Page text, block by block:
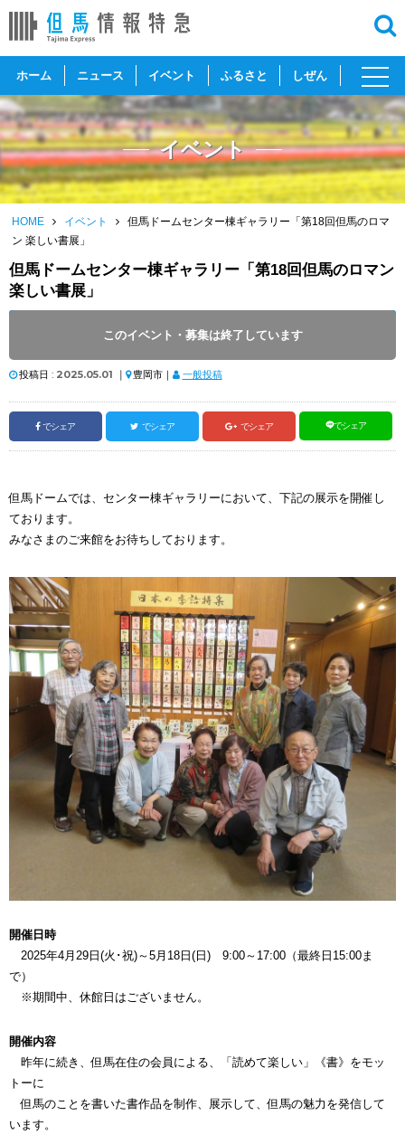
ホーム ニュース イベント ふるさと しぜん
toggle
イベント
HOME イベント
但馬ドームセンター棟ギャラリー「第18回但馬のロマ
ン 楽しい書展」
但馬ドームセンター棟ギャラリー「第18回但馬のロマン
楽しい書展」
このイベント・募集は終了しています
開催時間 : 9:00 ～ 17:00
投稿日 : 2025.05.01 ｜ 豊岡市｜ 一般投稿
でシェア でシェア でシェア でシェア
但馬ドームでは、センター棟ギャラリーにおいて、下記の展示を開催し
ております。
みなさまのご来館をお待ちしております。
開催日時
2025年4月29日(火･祝)～5月18日(日) 9:00～17:00（最終日15:00ま
で）
※期間中、休館日はございません。
開催内容
昨年に続き、但馬在住の会員による、「読めて楽しい」《書》をモッ
トーに
但馬のことを書いた書作品を制作、展示して、但馬の魅力を発信して
います。